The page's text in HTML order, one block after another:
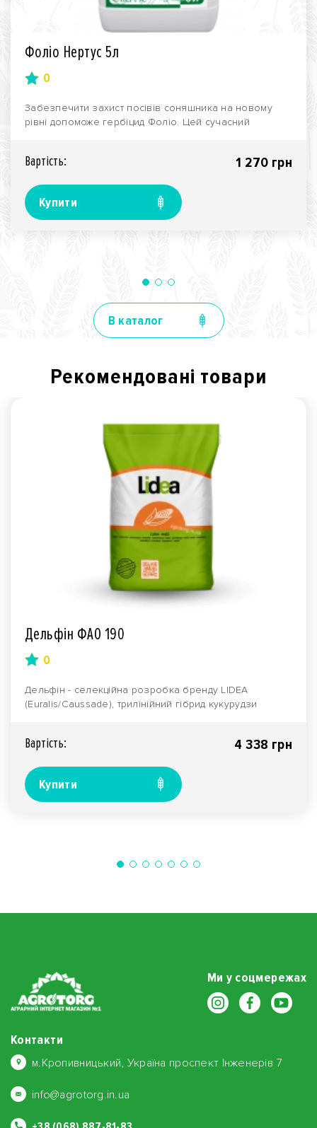
Фоліо Нертус 5л
0
Забезпечити захист посівів соняшника на новому
рівні допоможе гербіцид Фоліо. Цей сучасний
Вартiсть: 1 270 грн
Купити
В каталог
Рекомендованi товари
Дельфін ФАО 190
0
Дельфін - селекційна розробка бренду LIDEA
(Euralis/Caussade), трилінійний гібрид кукурудзи
Вартiсть: 4 338 грн
Купити
Ми у соцмережах
Контакти
м.Кропивницький, Україна проспект Інженерів 7
info@agrotorg.in.ua